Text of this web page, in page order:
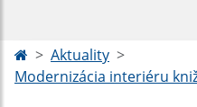
Aktuality
Modernizácia interiéru